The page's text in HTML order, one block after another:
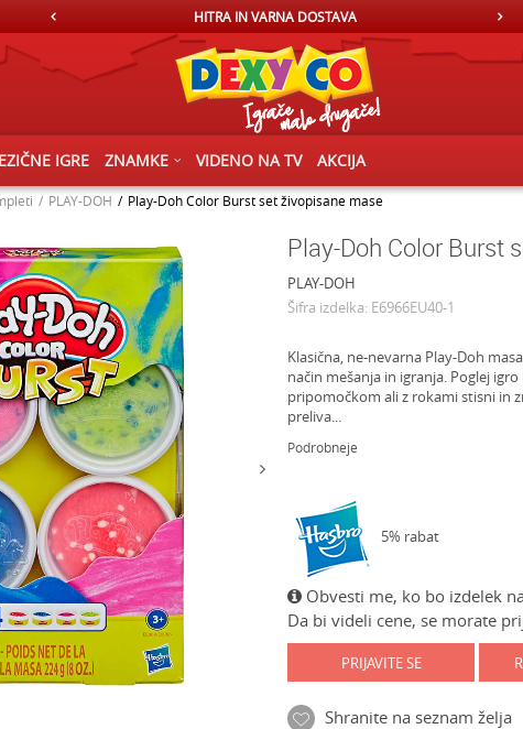
HITRA IN VARNA DOSTAVA
IGRE ZNAMKE VIDENO NA TV AKCIJA
PLAY-DOH Play-Doh Color Burst set živopisane mase
Play-Doh Color Burst
PLAY-DOH
Šifra izdelka: E6966EU40-1
Klasična, ne-nevarna Play-Doh
način mešanja in igranja. Poglej
pripomočkom ali z rokami stisni in
preliva...
Podrobneje
5% rabat
Obvesti me, ko bo izdelek
Da bi videli cene, se morate
PRIJAVITE SE
Shranite na seznam želja